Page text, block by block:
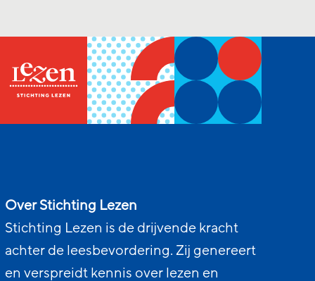
Over Stichting Lezen
Stichting Lezen is de drijvende kracht
achter de leesbevordering. Zij genereert
en verspreidt kennis over lezen en